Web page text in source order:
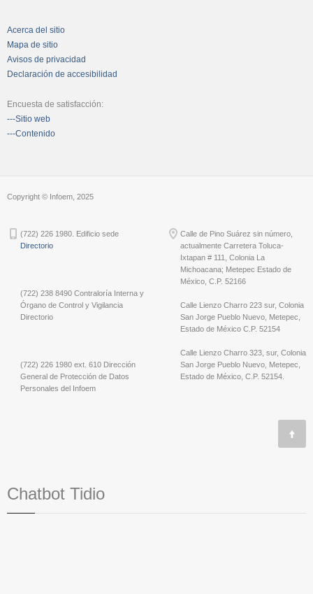
Acerca del sitio
Mapa de sitio
Avisos de privacidad
Declaración de accesibilidad
Encuesta de satisfacción:
---Sitio web
---Contenido
Copyright © Infoem, 2025
(722) 226 1980. Edificio sede
Directorio
(722) 238 8490 Contraloría Interna y
Órgano de Control y Vigilancia
Directorio
(722) 226 1980 ext. 610 Dirección
General de Protección de Datos
Personales del Infoem
Calle de Pino Suárez sin número,
actualmente Carretera Toluca-
Ixtapan # 111, Colonia La
Michoacana; Metepec Estado de
México, C.P. 52166
Calle Lienzo Charro 223 sur, Colonia
San Jorge Pueblo Nuevo, Metepec,
Estado de México C.P. 52154
Calle Lienzo Charro 323, sur, Colonia
San Jorge Pueblo Nuevo, Metepec,
Estado de México, C.P. 52154.
Chatbot Tidio